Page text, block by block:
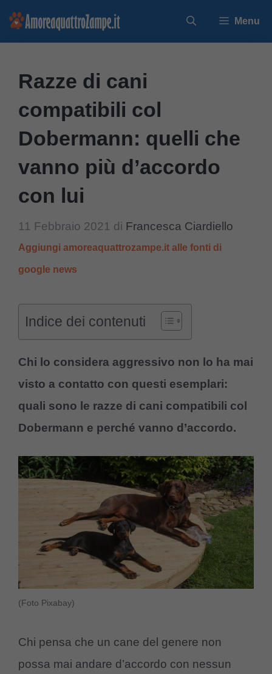
Vai
Menu
Razze di cani
compatibili col
Dobermann: quelli che
vanno più d’accordo
con lui
11 Febbraio 2021 di Francesca Ciardiello
Aggiungi amoreaquattrozampe.it alle fonti di
google news
Indice dei contenuti
Chi lo considera aggressivo non lo ha mai
visto a contatto con questi esemplari:
quali sono le razze di cani compatibili col
Dobermann e perché vanno d’accordo.
(Foto Pixabay)
Chi pensa che un cane del genere non
possa mai andare d’accordo con nessun